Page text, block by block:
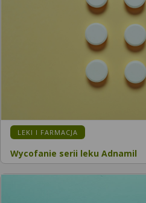
LEKI I FARMACJA
Wycofanie serii leku Adnamil